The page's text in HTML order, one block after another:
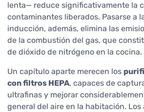
lenta— reduce significativamente la
contaminantes liberados. Pasarse a
inducción, además, elimina las
de la combustión del gas, que
de dióxido de nitrógeno en la cocina.
Un capítulo aparte merecen los
con filtros HEPA, capaces de
ultrafinas y mejorar
general del aire en la habitación. Los